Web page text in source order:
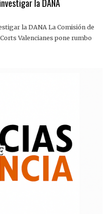
la DANA
la DANA La Comisión de
Valencianes pone rumbo